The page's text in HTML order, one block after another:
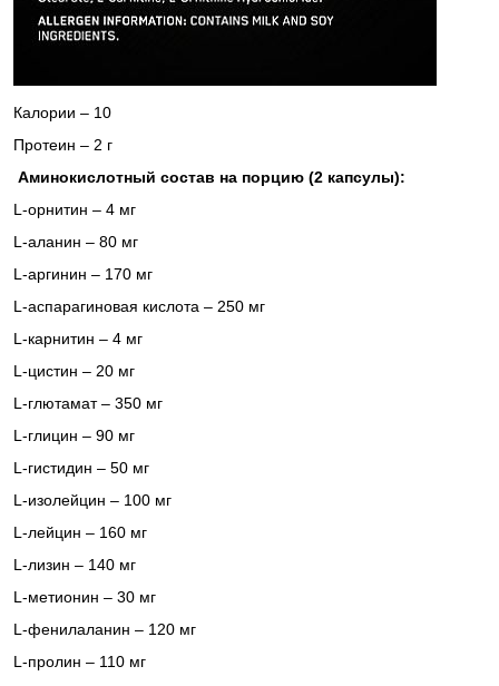
Калории – 10
Протеин – 2 г
Аминокислотный состав на порцию (2 капсулы):
L -орнитин – 4 мг
L -аланин – 80 мг
L -аргинин – 170 мг
L -аспарагиновая кислота – 250 мг
L -карнитин – 4 мг
L -цистин – 20 мг
L -глютамат – 350 мг
L -глицин – 90 мг
L -гистидин – 50 мг
L -изолейцин – 100 мг
L -лейцин – 160 мг
L -лизин – 140 мг
L -метионин – 30 мг
L -фенилаланин – 120 мг
L -пролин – 110 мг